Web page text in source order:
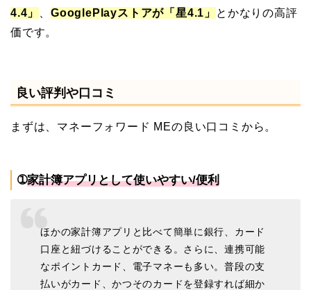
4.4」
、GooglePlayストアが「星4.1」
とかなりの高評
価です。
良い評判や口コミ
まずは、マネーフォワード MEの良い口コミから。
➀家計簿アプリとして使いやすい/便利
ほかの家計簿アプリと比べて簡単に銀行、カード
口座と紐づけることができる。さらに、連携可能
なポイントカード、電子マネーも多い。普段の支
払いがカード、かつそのカードを登録すれば細か